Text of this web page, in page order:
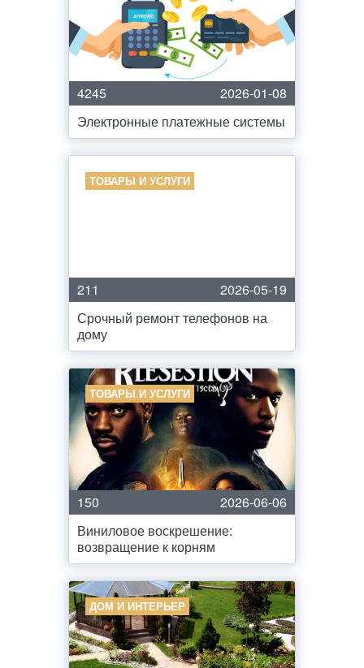
4245
2026-01-08
Электронные платежные системы
ТОВАРЫ И УСЛУГИ
211
2026-05-19
Срочный ремонт телефонов на
дому
ТОВАРЫ И УСЛУГИ
150
2026-06-06
Виниловое воскрешение:
возвращение к корням
ДОМ И ИНТЕРЬЕР